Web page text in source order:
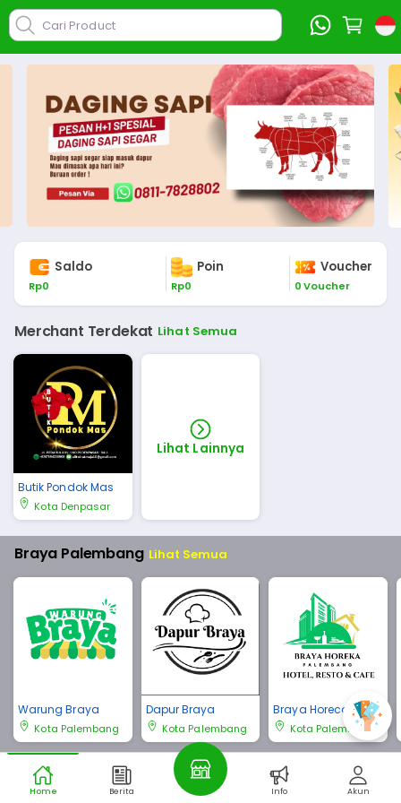
Cari Product
Saldo
Rp0
Poin
Rp0
Voucher
0 Voucher
Merchant Terdekat Lihat Semua
Butik Pondok Mas
Kota Denpasar
Lihat Lainnya
Braya Palembang Lihat Semua
Warung Braya
Kota Palembang
Dapur Braya
Kota Palembang
Braya Horeca Pale
mbang
Kota Palembang
Braya Bali Lihat Semua
Home Berita Info Akun